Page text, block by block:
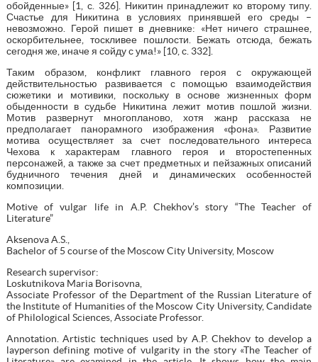
обойденные» [1, с. 326]. Никитин принадлежит ко второму типу.
Счастье для Никитина в условиях принявшей его среды –
невозможно. Герой пишет в дневнике: «Нет ничего страшнее,
оскорбительнее, тоскливее пошлости. Бежать отсюда, бежать
сегодня же, иначе я сойду с ума!» [10, с. 332].
Таким образом, конфликт главного героя с окружающей
действительностью развивается с помощью взаимодействия
сюжетики и мотивики, поскольку в основе жизненных форм
обыденности в судьбе Никитина лежит мотив пошлой жизни.
Мотив развернут многопланово, хотя жанр рассказа не
предполагает панорамного изображения «фона». Развитие
мотива осуществляет за счет последовательного интереса
Чехова к характерам главного героя и второстепенных
персонажей, а также за счет предметных и пейзажных описаний
будничного течения дней и динамических особенностей
композиции.
Motive of vulgar life in A.P. Chekhov’s story “The Teacher of
Literature”
Aksenova A.S.,
Bachelor of 5 course of the Moscow City University, Moscow
Research supervisor:
Loskutnikova Maria Borisovna,
Associate Professor of the Department of the Russian Literature of
the Institute of Humanities of the Moscow City University, Candidate
of Philological Sciences, Associate Professor.
Annotation. Artistic techniques used by A.P. Chekhov to develop a
layperson defining motive of vulgarity in the story «The Teacher of